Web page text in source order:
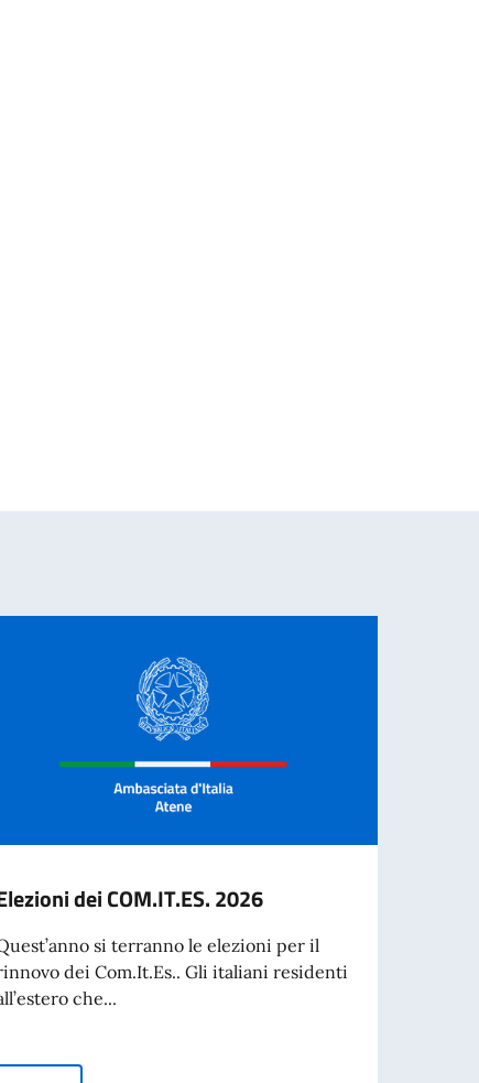
dei COM.IT.ES. 2026
si terranno le elezioni per il
dei Com.It.Es.. Gli italiani residenti
che...